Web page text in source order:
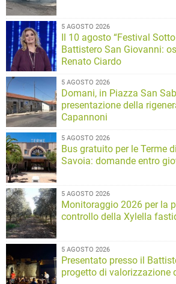
5 AGOSTO 2026
Il 10 agosto “Festival
Battistero San Giovanni:
Renato Ciardo
5 AGOSTO 2026
Domani, in Piazza San
presentazione della
Capannoni
5 AGOSTO 2026
Bus gratuito per le Terme
Savoia: domande entro
5 AGOSTO 2026
Monitoraggio 2026 per la
controllo della Xylella
5 AGOSTO 2026
Presentato presso il
progetto di valorizzazione